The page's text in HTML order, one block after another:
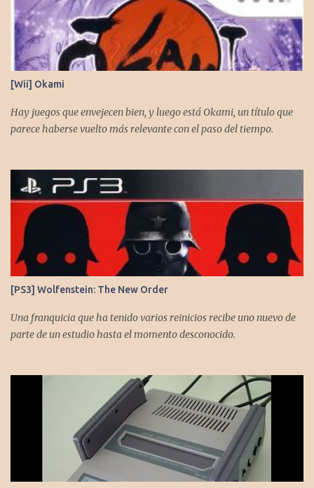
para XBS, PS5 y PC. No sobra comentarles que necesitamos su
apoyo al seguirnos en: Spotify YouTube. Muchas gracias a todos
los que nos agregan a sus plataformas de podcast y nos dejan
comentarios en nuestras diferentes redes. Twitter -
https://twitter.com/CronicasGoomba Instagram -
https://www.instagram.com/cronicasgoomba/ Facebook -
https://www.facebook.com/CronicasGoomba
[Wii] Okami
Hay juegos que envejecen bien, y luego está Okami, un título que
parece haberse vuelto más relevante con el paso del tiempo.
[PS3] Wolfenstein: The New Order
Una franquicia que ha tenido varios reinicios recibe uno nuevo de
parte de un estudio hasta el momento desconocido.